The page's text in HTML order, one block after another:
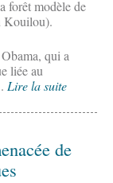
forêt modèle de
Kouilou).
qui a
liée au
Lire la suite
de